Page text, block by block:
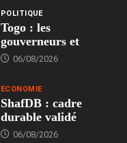
POLITIQUE
Togo : les
gouverneurs et
06/08/2026
ECONOMIE
ShafDB : cadre
durable validé
06/08/2026